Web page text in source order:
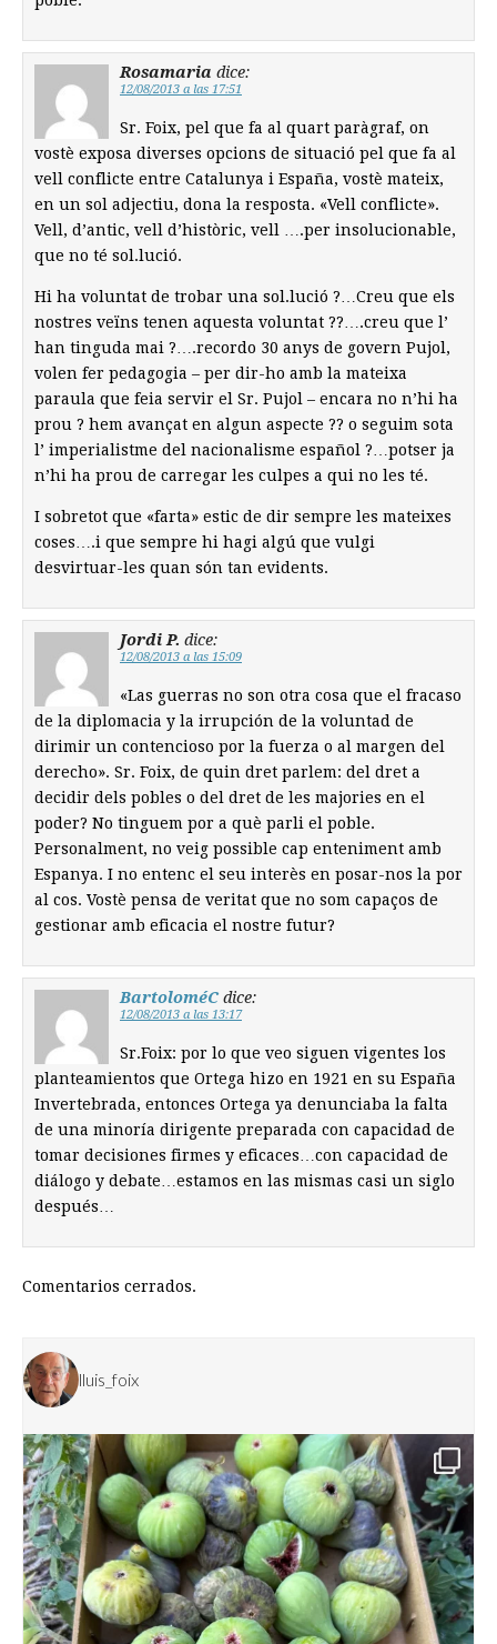
Rosamaria dice:
12/08/2013 a las 17:51
Sr. Foix, pel que fa al quart paràgraf, on
vostè exposa diverses opcions de situació pel que fa al
vell conflicte entre Catalunya i España, vostè mateix,
en un sol adjectiu, dona la resposta. «Vell conflicte».
Vell, d’antic, vell d’històric, vell ….per insolucionable,
que no té sol.lució.
Hi ha voluntat de trobar una sol.lució ?…Creu que els
nostres veïns tenen aquesta voluntat ??….creu que l’
han tinguda mai ?….recordo 30 anys de govern Pujol,
volen fer pedagogia – per dir-ho amb la mateixa
paraula que feia servir el Sr. Pujol – encara no n’hi ha
prou ? hem avançat en algun aspecte ?? o seguim sota
l’ imperialistme del nacionalisme español ?…potser ja
n’hi ha prou de carregar les culpes a qui no les té.
I sobretot que «farta» estic de dir sempre les mateixes
coses….i que sempre hi hagi algú que vulgi
desvirtuar-les quan són tan evidents.
Jordi P. dice:
12/08/2013 a las 15:09
«Las guerras no son otra cosa que el fracaso
de la diplomacia y la irrupción de la voluntad de
dirimir un contencioso por la fuerza o al margen del
derecho». Sr. Foix, de quin dret parlem: del dret a
decidir dels pobles o del dret de les majories en el
poder? No tinguem por a què parli el poble.
Personalment, no veig possible cap enteniment amb
Espanya. I no entenc el seu interès en posar-nos la por
al cos. Vostè pensa de veritat que no som capaços de
gestionar amb eficacia el nostre futur?
BartoloméC dice:
12/08/2013 a las 13:17
Sr.Foix: por lo que veo siguen vigentes los
planteamientos que Ortega hizo en 1921 en su España
Invertebrada, entonces Ortega ya denunciaba la falta
de una minoría dirigente preparada con capacidad de
tomar decisiones firmes y eficaces…con capacidad de
diálogo y debate…estamos en las mismas casi un siglo
después…
Comentarios cerrados.
lluis_foix